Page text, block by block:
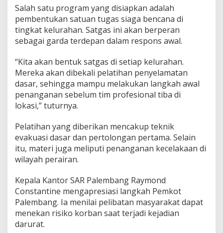
Salah satu program yang disiapkan adalah
pembentukan satuan tugas siaga bencana di
tingkat kelurahan. Satgas ini akan berperan
sebagai garda terdepan dalam respons awal.
“Kita akan bentuk satgas di setiap kelurahan.
Mereka akan dibekali pelatihan penyelamatan
dasar, sehingga mampu melakukan langkah awal
penanganan sebelum tim profesional tiba di
lokasi,” tuturnya.
Pelatihan yang diberikan mencakup teknik
evakuasi dasar dan pertolongan pertama. Selain
itu, materi juga meliputi penanganan kecelakaan di
wilayah perairan.
Kepala Kantor SAR Palembang Raymond
Constantine mengapresiasi langkah Pemkot
Palembang. Ia menilai pelibatan masyarakat dapat
menekan risiko korban saat terjadi kejadian
darurat.